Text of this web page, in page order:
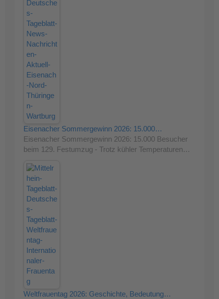
Eisenacher Sommergewinn 2026: 15.000…
Eisenacher Sommergewinn 2026: 15.000 Besucher
beim 129. Festumzug - Trotz kühler Temperaturen…
Weltfrauentag 2026: Geschichte, Bedeutung…